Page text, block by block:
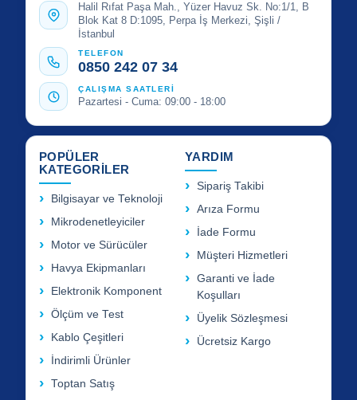
Halil Rıfat Paşa Mah., Yüzer Havuz Sk. No:1/1, B
Blok Kat 8 D:1095, Perpa İş Merkezi, Şişli /
İstanbul
TELEFON
0850 242 07 34
ÇALIŞMA SAATLERİ
Pazartesi - Cuma: 09:00 - 18:00
POPÜLER
KATEGORİLER
Bilgisayar ve Teknoloji
Mikrodenetleyiciler
Motor ve Sürücüler
Havya Ekipmanları
Elektronik Komponent
Ölçüm ve Test
Kablo Çeşitleri
İndirimli Ürünler
Toptan Satış
YARDIM
Sipariş Takibi
Arıza Formu
İade Formu
Müşteri Hizmetleri
Garanti ve İade
Koşulları
Üyelik Sözleşmesi
Ücretsiz Kargo